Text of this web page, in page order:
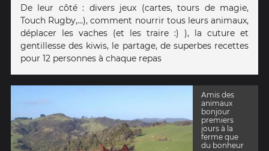
De leur côté : divers jeux (cartes, tours de magie,
Touch Rugby,...), comment nourrir tous leurs animaux,
déplacer les vaches (et les traire :) ), la cuture et
gentillesse des kiwis, le partage, de superbes recettes
pour 12 personnes à chaque repas
Amis des
animaux
bonjour
premiers
jours à la
ferme que
du bonheur